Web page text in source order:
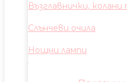
Възглавнички,
Слънчеви очила
Нощни лампи